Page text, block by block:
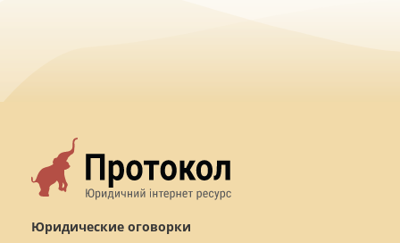
Юридические оговорки